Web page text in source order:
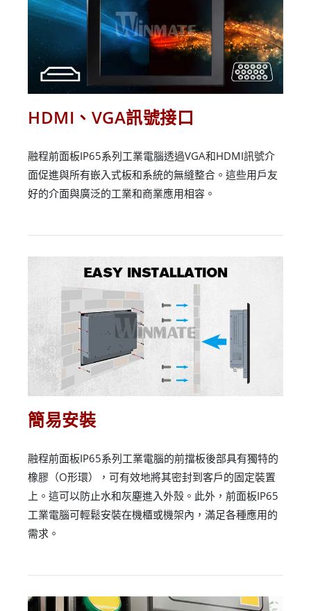
HDMI、VGA訊號接口
融程前面板IP65系列工業電腦透過VGA和HDMI訊號介
面促進與所有嵌入式板和系統的無縫整合。這些用戶友
好的介面與廣泛的工業和商業應用相容。
簡易安裝
融程前面板IP65系列工業電腦的前擋板後部具有獨特的
橡膠（O形環），可有效地將其密封到客戶的固定裝置
上。這可以防止水和灰塵進入外殼。此外，前面板IP65
工業電腦可輕鬆安裝在機櫃或機架內，滿足各種應用的
需求。